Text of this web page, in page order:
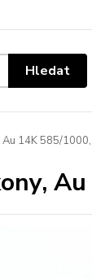
Hledat
14K 585/